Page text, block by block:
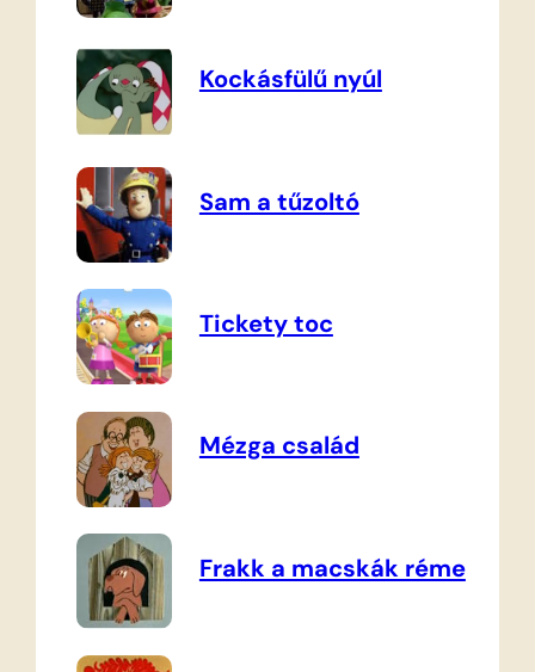
Kockásfülű nyúl
Sam a tűzoltó
Tickety toc
Mézga család
Frakk a macskák réme